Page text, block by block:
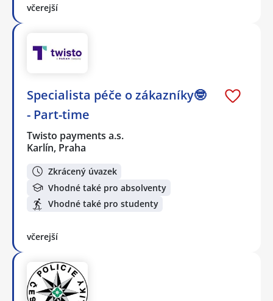
včerejší
Specialista péče o zákazníky🤓
- Part-time
Twisto payments a.s.
Karlín, Praha
Zkrácený úvazek
Vhodné také pro absolventy
Vhodné také pro studenty
včerejší